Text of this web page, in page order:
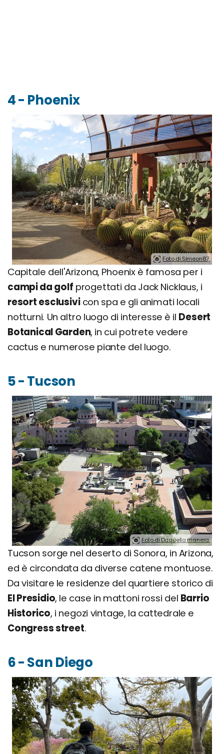
4 - Phoenix
Foto di Simeon87.
Capitale dell'Arizona, Phoenix è famosa per i
campi da golf progettati da Jack Nicklaus, i
resort esclusivicon spa e gli animati locali
notturni. Un altro luogo di interesse è il Desert
Botanical Garden, in cui potrete vedere
cactus e numerose piante del luogo.
5 - Tucson
Foto di Daquella manera.
Tucson sorge nel deserto di Sonora, in Arizona,
ed è circondata da diverse catene montuose.
Da visitare le residenze del quartiere storico di
El Presidio, le case in mattoni rossi del Barrio
Historico, i negozi vintage, la cattedrale e
Congress street.
6 - San Diego